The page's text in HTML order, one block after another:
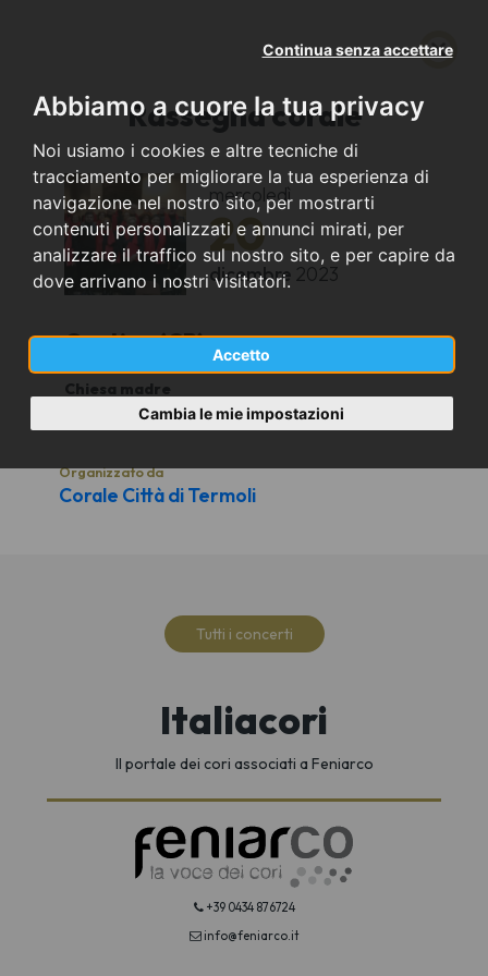
Abbiamo a cuore la tua privacy
Noi usiamo i cookies e altre tecniche di
tracciamento per migliorare la tua esperienza di
navigazione nel nostro sito, per mostrarti
contenuti personalizzati e annunci mirati, per
analizzare il traffico sul nostro sito, e per capire da
dove arrivano i nostri visitatori.
Accetto
Continua senza accettare
Cambia le mie impostazioni
Rassegna corale
mercoledì
20
dicembre 2023
Oratino (CB)
Chiesa madre
Organizzato da
Corale Città di Termoli
Tutti i concerti
Italiacori
Il portale dei cori associati a Feniarco
+39 0434 876724
info@feniarco.it